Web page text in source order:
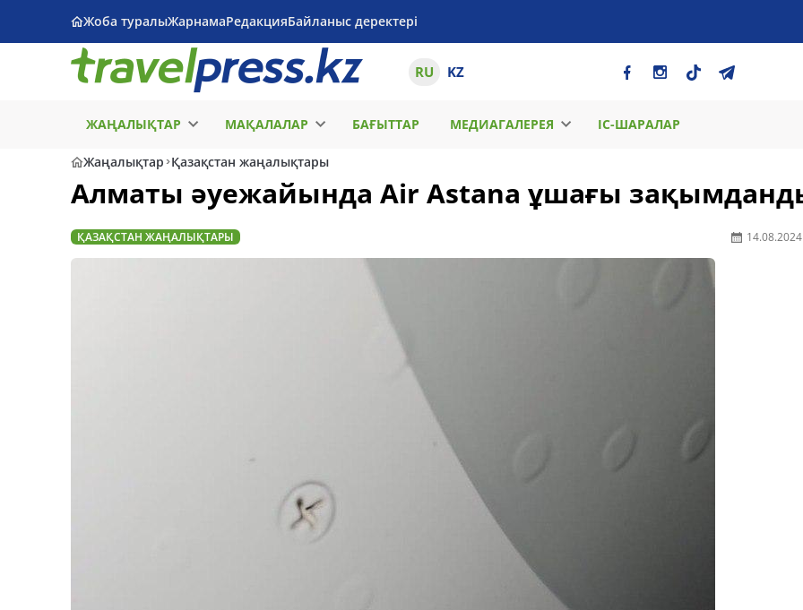
Жоба туралыЖарнамаРедакцияБайланыс деректері
RU KZ
ЖАҢАЛЫҚТАР МАҚАЛАЛАР БАҒЫТТАР МЕДИАГАЛЕРЕЯ ІС-ШАРАЛАР
Жаңалықтар Қазақстан жаңалықтары
Алматы әуежайында Air Astana ұшағы
ҚАЗАҚСТАН ЖАҢАЛЫҚТАРЫ 14.08.2024